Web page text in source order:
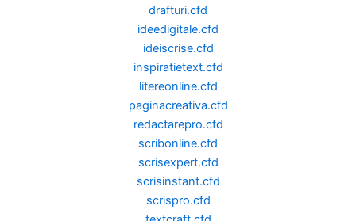
drafturi.cfd
ideedigitale.cfd
ideiscrise.cfd
inspiratietext.cfd
litereonline.cfd
paginacreativa.cfd
redactarepro.cfd
scribonline.cfd
scrisexpert.cfd
scrisinstant.cfd
scrispro.cfd